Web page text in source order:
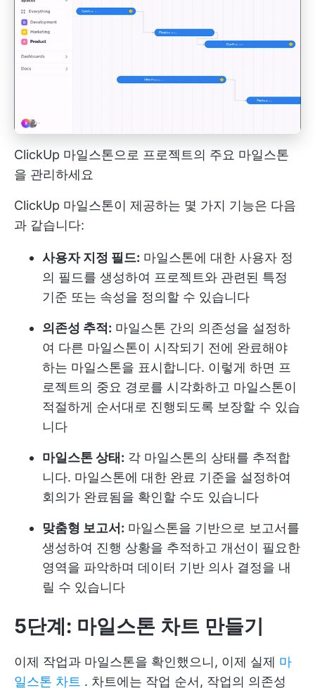
ClickUp 마일스톤으로 프로젝트의 주요 마일스톤
을 관리하세요
ClickUp 마일스톤이 제공하는 몇 가지 기능은 다음
과 같습니다:
사용자 지정 필드: 마일스톤에 대한 사용자 정
의 필드를 생성하여 프로젝트와 관련된 특정
기준 또는 속성을 정의할 수 있습니다
의존성 추적: 마일스톤 간의 의존성을 설정하
여 다른 마일스톤이 시작되기 전에 완료해야
하는 마일스톤을 표시합니다. 이렇게 하면 프
로젝트의 중요 경로를 시각화하고 마일스톤이
적절하게 순서대로 진행되도록 보장할 수 있습
니다
마일스톤 상태: 각 마일스톤의 상태를 추적합
니다. 마일스톤에 대한 완료 기준을 설정하여
회의가 완료됨을 확인할 수도 있습니다
맞춤형 보고서: 마일스톤을 기반으로 보고서를
생성하여 진행 상황을 추적하고 개선이 필요한
영역을 파악하며 데이터 기반 의사 결정을 내
릴 수 있습니다
5단계: 마일스톤 차트 만들기
이제 작업과 마일스톤을 확인했으니, 이제 실제 마
일스톤 차트 . 차트에는 작업 순서, 작업의 의존성